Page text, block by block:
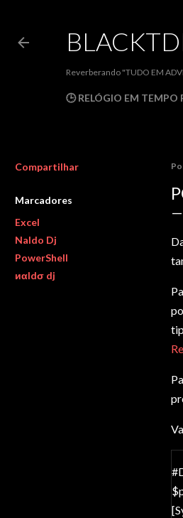
Reverberando "TUDO EM
🕒 RELÓGIO EM TEMPO
Compartilhar
Marcadores
Excel
Naldo Dj
PowerShell
иαldσ dj